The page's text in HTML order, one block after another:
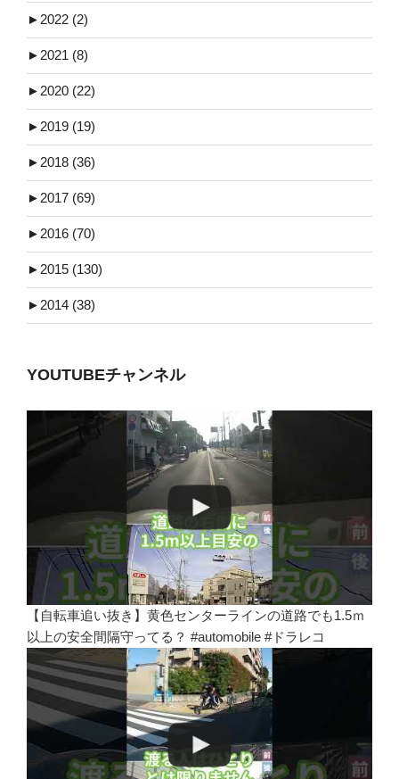
► 2022 (2)
► 2021 (8)
► 2020 (22)
► 2019 (19)
► 2018 (36)
► 2017 (69)
► 2016 (70)
► 2015 (130)
► 2014 (38)
YOUTUBEチャンネル
【自転車追い抜き】黄色センターラインの道路でも1.5ｍ
以上の安全間隔守ってる？ #automobile #ドラレコ